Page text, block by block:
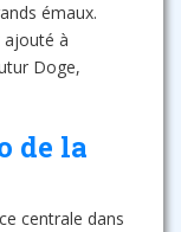
émaux.
ajouté à
Doge,
de la
centrale dans